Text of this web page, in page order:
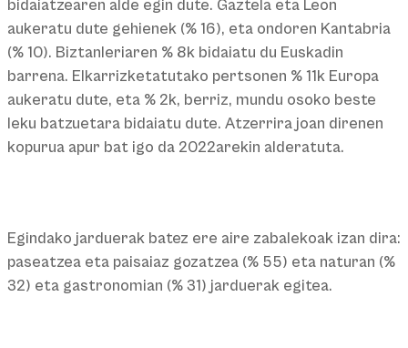
bidaiatzearen alde egin dute. Gaztela eta Leon
aukeratu dute gehienek (% 16), eta ondoren Kantabria
(% 10). Biztanleriaren % 8k bidaiatu du Euskadin
barrena. Elkarrizketatutako pertsonen % 11k Europa
aukeratu dute, eta % 2k, berriz, mundu osoko beste
leku batzuetara bidaiatu dute. Atzerrira joan direnen
kopurua apur bat igo da 2022arekin alderatuta.
Egindako jarduerak batez ere aire zabalekoak izan dira:
paseatzea eta paisaiaz gozatzea (% 55) eta naturan (%
32) eta gastronomian (% 31) jarduerak egitea.